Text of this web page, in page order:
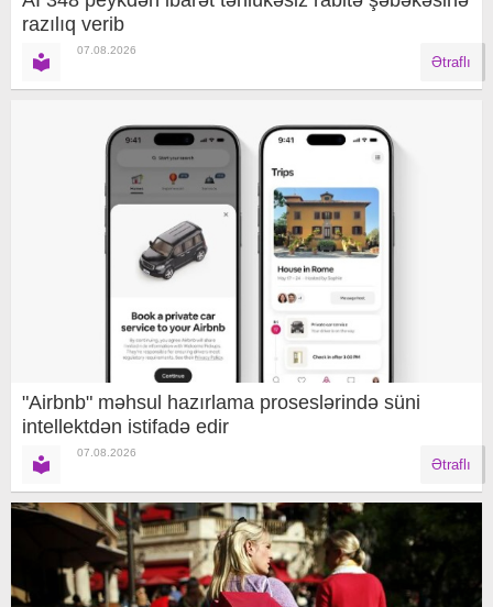
razılıq verib
07.08.2026
Ətraflı
"Airbnb" məhsul hazırlama proseslərində süni
intellektdən istifadə edir
07.08.2026
Ətraflı